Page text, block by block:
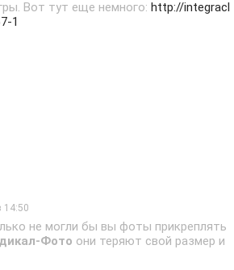
Вот тут еще немного: http://integracl
1
14:50
не могли бы вы фоты прикреплять
Фото они теряют свой размер и